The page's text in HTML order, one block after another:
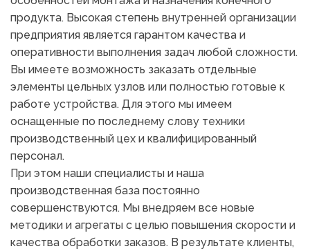
продукта. Высокая степень внутренней организации
предприятия является гарантом качества и
оперативности выполнения задач любой сложности.
Вы имеете возможность заказать отдельные
элементы цельных узлов или полностью готовые к
работе устройства. Для этого мы имеем
оснащенные по последнему слову техники
производственный цех и квалифицированный
персонал.
При этом наши специалисты и наша
производственная база постоянно
совершенствуются. Мы внедряем все новые
методики и агрегаты с целью повышения скорости и
качества обработки заказов. В результате клиенты,